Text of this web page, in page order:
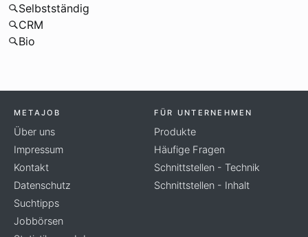
Selbstständig
CRM
Bio
METAJOB
Über uns
Impressum
Kontakt
Datenschutz
Suchtipps
Jobbörsen
FÜR UNTERNEHMEN
Produkte
Häufige Fragen
Schnittstellen - Technik
Schnittstellen - Inhalt